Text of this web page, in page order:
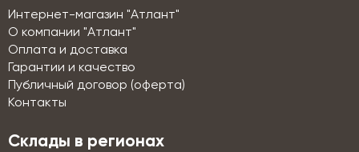
Интернет-магазин "Атлант"
О компании "Атлант"
Оплата и доставка
Гарантии и качество
Публичный договор (оферта)
Контакты
Склады в регионах